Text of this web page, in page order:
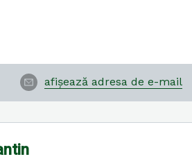
afișează adresa de e-mail